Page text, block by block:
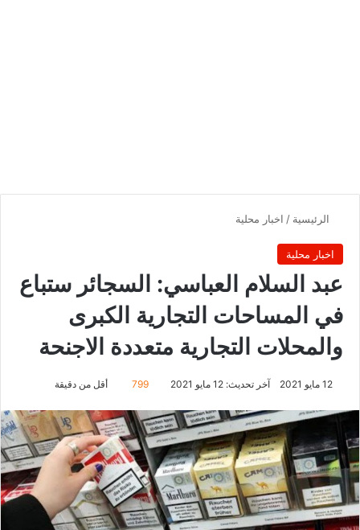
الرئيسية / اخبار محلية
اخبار محلية
عبد السلام العباسي: السجائر ستباع
في المساحات التجارية الكبرى
والمحلات التجارية متعددة الاجنحة
12 مايو 2021 آخر تحديث: 12 مايو 2021 799 أقل من دقيقة